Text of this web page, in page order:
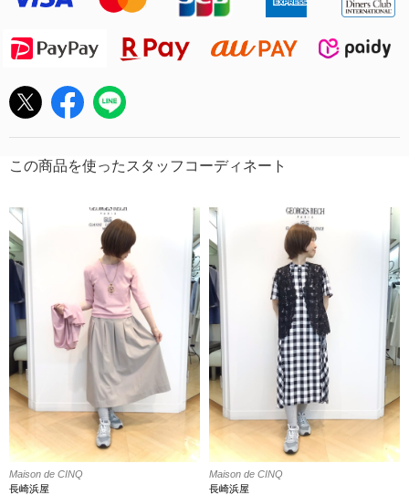
この商品を使ったスタッフコーディネート
Maison de CINQ
長崎浜屋
Maison de CINQ
長崎浜屋